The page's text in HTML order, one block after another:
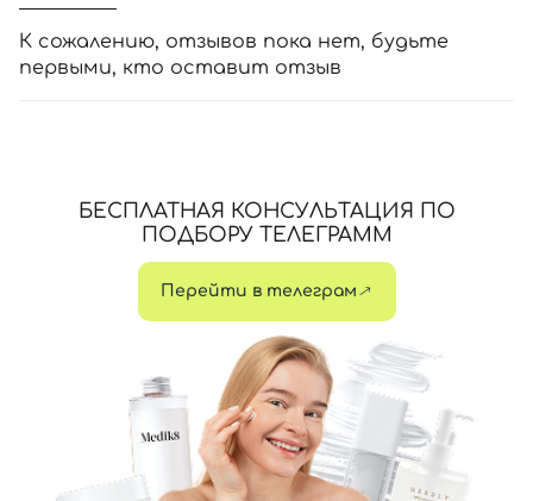
К сожалению, отзывов пока нет, будьте
первыми, кто оставит отзыв
БЕСПЛАТНАЯ КОНСУЛЬТАЦИЯ ПО
ПОДБОРУ ТЕЛЕГРАММ
Перейти в телеграм